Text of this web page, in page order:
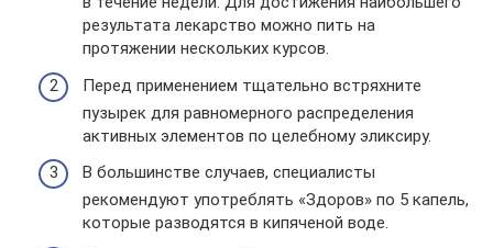
результата лекарство можно пить на
протяжении нескольких курсов.
Перед применением тщательно встряхните
пузырек для равномерного распределения
активных элементов по целебному эликсиру.
В большинстве случаев, специалисты
рекомендуют употреблять «Здоров» по 5 капель,
которые разводятся в кипяченой воде.